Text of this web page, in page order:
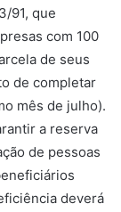
91, que
com 100
de seus
de completar
mês de julho).
a reserva
de pessoas
deverá